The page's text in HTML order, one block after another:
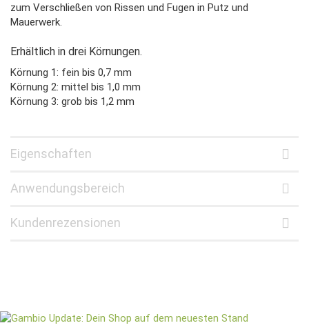
zum Verschließen von Rissen und Fugen in Putz und
Mauerwerk.
Erhältlich in drei Körnungen.
Körnung 1: fein bis 0,7 mm
Körnung 2: mittel bis 1,0 mm
Körnung 3: grob bis 1,2 mm
Eigenschaften
Anwendungsbereich
Kundenrezensionen